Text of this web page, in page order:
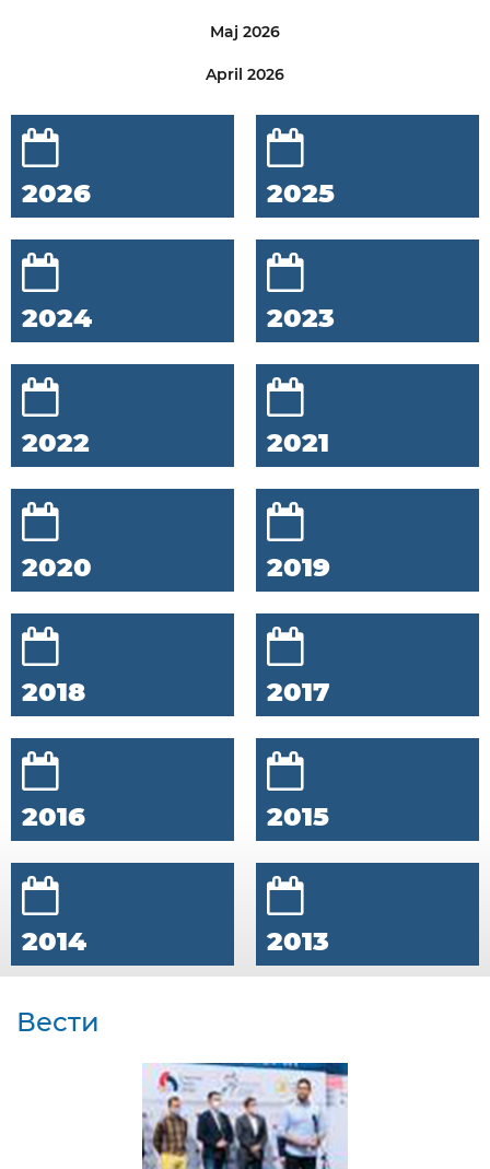
Maj 2026
April 2026
2026 2025
2024 2023
2022 2021
2020 2019
2018 2017
2016 2015
2014 2013
Вести